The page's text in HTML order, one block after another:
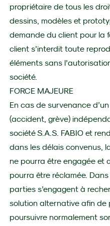
propriétaire de tous les
dessins, modèles et
demande du client pour la
client s’interdit toute
éléments sans
société.
FORCE MAJEURE
En cas de survenance
(accident, grève)
société S.A.S. FABIO et
dans les délais convenus,
ne pourra être engagée et
pourra être réclamée.
parties s’engagent à
solution alternative afin de
poursuivre normalement